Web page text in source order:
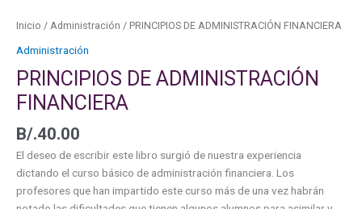
Inicio / Administración / PRINCIPIOS DE ADMINISTRACIÓN FINANCIERA
Administración
PRINCIPIOS DE ADMINISTRACIÓN
FINANCIERA
B/.40.00
El deseo de escribir este libro surgió de nuestra experiencia
dictando el curso básico de administración financiera. Los
profesores que han impartido este curso más de una vez habrán